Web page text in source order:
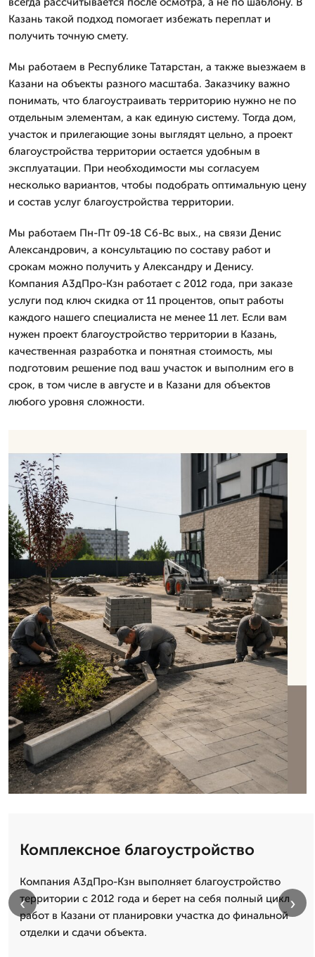
Казань такой подход помогает избежать переплат и
получить точную смету.
Мы работаем в Республике Татарстан, а также выезжаем в
Казани на объекты разного масштаба. Заказчику важно
понимать, что благоустраивать территорию нужно не по
отдельным элементам, а как единую систему. Тогда дом,
участок и прилегающие зоны выглядят цельно, а проект
благоустройства территории остается удобным в
эксплуатации. При необходимости мы согласуем
несколько вариантов, чтобы подобрать оптимальную цену
и состав услуг благоустройства территории.
Мы работаем Пн-Пт 09-18 Сб-Вс вых., на связи Денис
Александрович, а консультацию по составу работ и
срокам можно получить у Александру и Денису.
Компания А3дПро-Кзн работает с 2012 года, при заказе
услуги под ключ скидка от 11 процентов, опыт работы
каждого нашего специалиста не менее 11 лет. Если вам
нужен проект благоустройство территории в Казань,
качественная разработка и понятная стоимость, мы
подготовим решение под ваш участок и выполним его в
срок, в том числе в августе и в Казани для объектов
любого уровня сложности.
Комплексное благоустройство
Компания А3дПро-Кзн выполняет благоустройство
территории с 2012 года и берет на себя полный цикл
работ в Казани от планировки участка до финальной
отделки и сдачи объекта.
‹ ›